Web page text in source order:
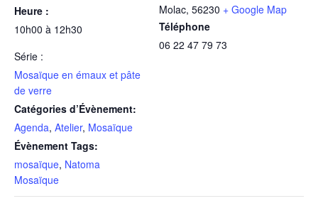
Heure :
10h00 à 12h30
Série :
Mosaïque en émaux et pâte
de verre
Catégories d’Évènement:
Agenda, Atelier, Mosaïque
Évènement Tags:
mosaïque, Natoma
Mosaïque
Molac, 56230 + Google Map
Téléphone
06 22 47 79 73